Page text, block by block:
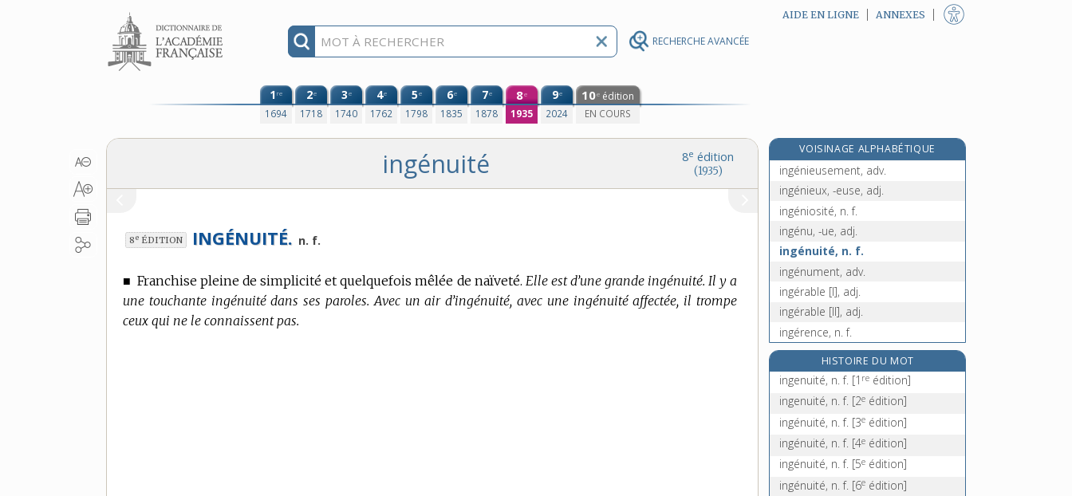
RECHERCHE AVANCÉE
Aller au contenu AIDE EN LIGNE ANNEXES
1re
1694
2e
1718
3e
1740
4e
1762
5e
1798
6e
1835
7e
1878
8e
1935
9e
2024
10e édition
EN COURS
8e édition
(1935)
ingénuité
8e ÉDITION INGÉNUITÉ. n. f.
■Franchise pleine de simplicité et quelquefois mêlée de naïveté. Elle est d’une grande ingénuité. Il y a
une touchante ingénuité dans ses paroles. Avec un air d’ingénuité, avec une ingénuité affectée, il trompe
ceux qui ne le connaissent pas.
VOISINAGE ALPHABÉTIQUE
ingénieur-expert, n. m.
ingénieusement, adv.
ingénieux, -euse, adj.
ingéniosité, n. f.
ingénu, -ue, adj.
ingénuité, n. f.
ingénument, adv.
ingérable [I], adj.
ingérable [II], adj.
ingérence, n. f.
ingérer, v. tr. et pron.
ingestion, n. f.
ingrat, -ate, adj.
ingratement, adv.
e édition]
HISTOIRE DU MOT
ingenuité, n. f. [1 re édition]
ingenuité, n. f. [2e édition]
ingénuité, n. f. [3e édition]
ingénuité, n. f. [4e édition]
ingénuité, n. f. [5e édition]
ingénuité, n. f. [6e édition]